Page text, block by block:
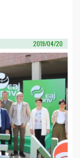
2019/04/20